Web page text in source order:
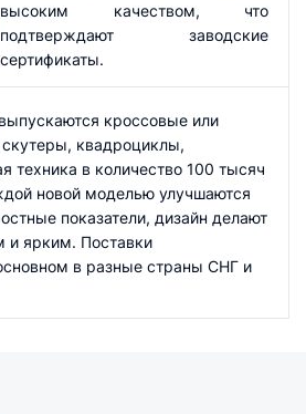
высоким качеством, что
подтверждают заводские
сертификаты.
кроссовые или
квадроциклы,
техника в количество 100 тысяч
новой моделью улучшаются
показатели, дизайн делают
и ярким. Поставки
в разные страны СНГ и